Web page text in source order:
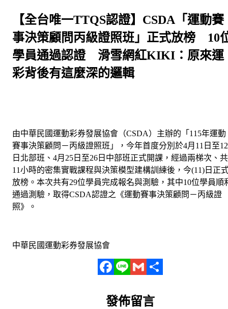
【全台唯一TTQS認證】CSDA「運動賽
事決策顧問丙級證照班」正式放榜 10
學員通過認證 滑雪網紅KIKI：原來運
彩背後有這麼深的邏輯
由中華民國運動彩券發展協會（CSDA）主辦的「115年運動
賽事決策顧問－丙級證照班」，今年首度分別於4月11日至12
日北部班、4月25日至26日中部班正式開課，經過兩梯次、共
11小時的密集實戰課程與決策模型建構訓練後，今(11)日正
放榜。本次共有29位學員完成報名與測驗，其中10位學員順
通過測驗，取得CSDA認證之《運動賽事決策顧問－丙級證
照》。
中華民國運動彩券發展協會
享
發佈留言